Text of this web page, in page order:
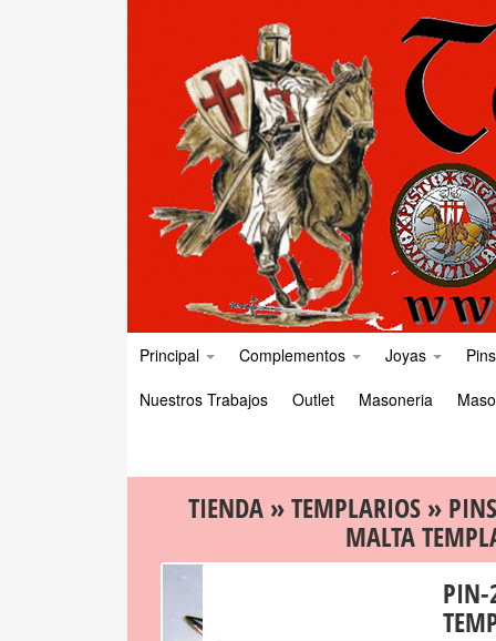
Principal Complementos Joyas
Pins
Nuestros Trabajos
Outlet Masoneria
TIENDA »TEMPLARIOS » PINS
MALTA
PIN-